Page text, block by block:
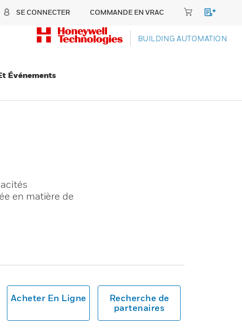
SE CONNECTER COMMANDE EN VRAC
BUILDING AUTOMATION
Événements
en matière de
Acheter En Ligne
Recherche de
partenaires